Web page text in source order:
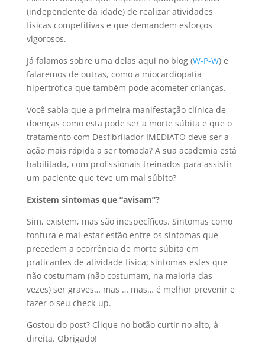
(independente da idade) de realizar atividades
físicas competitivas e que demandem esforços
vigorosos.
Já falamos sobre uma delas aqui no blog (W-P-W) e
falaremos de outras, como a miocardiopatia
hipertrófica que também pode acometer crianças.
Você sabia que a primeira manifestação clínica de
doenças como esta pode ser a morte súbita e que o
tratamento com Desfibrilador IMEDIATO deve ser a
ação mais rápida a ser tomada? A sua academia está
habilitada, com profissionais treinados para assistir
um paciente que teve um mal súbito?
Existem sintomas que “avisam”?
Sim, existem, mas são inespecíficos. Sintomas como
tontura e mal-estar estão entre os sintomas que
precedem a ocorrência de morte súbita em
praticantes de atividade física; sintomas estes que
não costumam (não costumam, na maioria das
vezes) ser graves… mas … mas… é melhor prevenir e
fazer o seu check-up.
Gostou do post? Clique no botão curtir no alto, à
direita. Obrigado!